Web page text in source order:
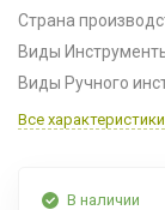
Страна
Виды
Виды Ручного
Все характеристики
В наличии